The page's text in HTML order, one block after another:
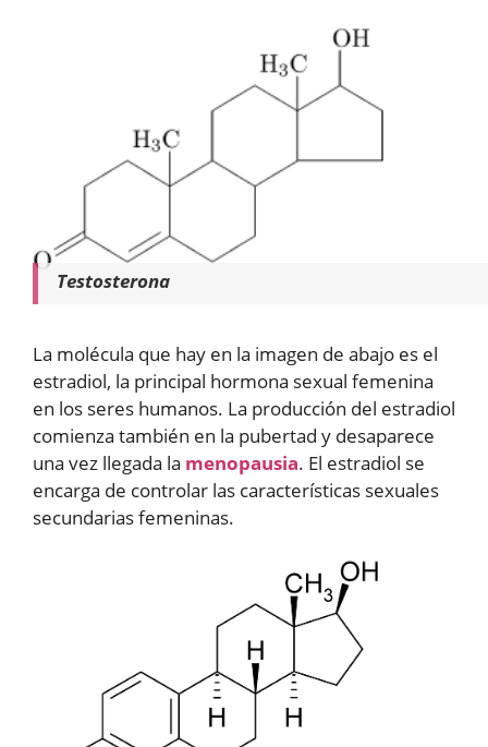
Testosterona
La molécula que hay en la imagen de abajo es el
estradiol, la principal hormona sexual femenina
en los seres humanos. La producción del estradiol
comienza también en la pubertad y desaparece
una vez llegada la menopausia. El estradiol se
encarga de controlar las características sexuales
secundarias femeninas.